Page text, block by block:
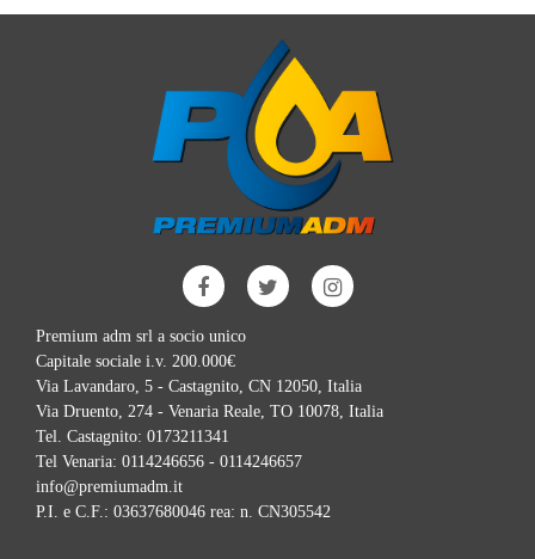
Premium adm srl a socio unico
Capitale sociale i.v. 200.000€
Via Lavandaro, 5 - Castagnito, CN 12050, Italia
Via Druento, 274 - Venaria Reale, TO 10078, Italia
Tel. Castagnito: 0173211341
Tel Venaria: 0114246656 - 0114246657
info@premiumadm.it
P.I. e C.F.: 03637680046 rea: n. CN305542